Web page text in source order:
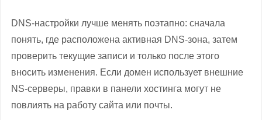
DNS-настройки лучше менять поэтапно: сначала
понять, где расположена активная DNS-зона, затем
проверить текущие записи и только после этого
вносить изменения. Если домен использует внешние
NS-серверы, правки в панели хостинга могут не
повлиять на работу сайта или почты.